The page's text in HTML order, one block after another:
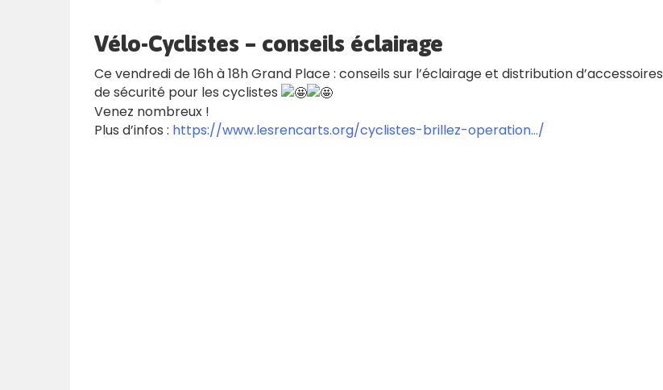
Vélo-Cyclistes – conseils éclairage
Ce vendredi de 16h à 18h Grand Place : conseils sur l’éclairage et distribution d’accessoires
de sécurité pour les cyclistes
Venez nombreux !
Plus d’infos : https://www.lesrencarts.org/cyclistes-brillez-operation…/